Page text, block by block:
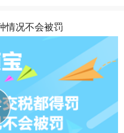
情况不会被罚